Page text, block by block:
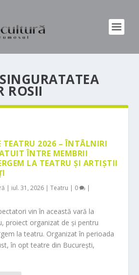
SINGURATATEA
ROSII
TEATRU 2026 – ÎNTÂLNIRI
ÎNTRE MEMBRII
LA TEATRU ȘI ARTIȘTII
| iul. 31, 2026 |Teatru | 0 |
vin în această vară la
proiect organizat de și pentru
la teatru. Organizat în perioada
în opt teatre din București,